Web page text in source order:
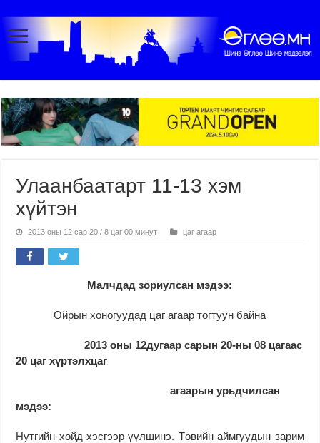
Улаанбаатарт 11-13 хэм
хүйтэн
2013 оны 12 сар 20 / 8 цаг 00 минут цаг агаар
Малчдад зориулсан мэдээ:
Ойрын хоногуудад цаг агаар тогтуун байна
2013 оны 12дугаар сарын 20-ны 08 цагаас
20 цаг хүртэлхцаг
агаарын урьдчилсан
мэдээ:
Нутгийн хойд хэсгээр үүлшинэ. Төвийн аймгуудын зарим